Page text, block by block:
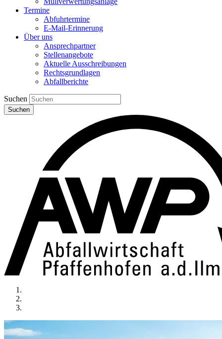
Termine
Abfuhrtermine
E-Mail-Erinnerung
Über uns
Ansprechpartner
Stellenangebote
Aktuelle Ausschreibungen
Rechtsgrundlagen
Abfallberichte
Suchen
Suchen